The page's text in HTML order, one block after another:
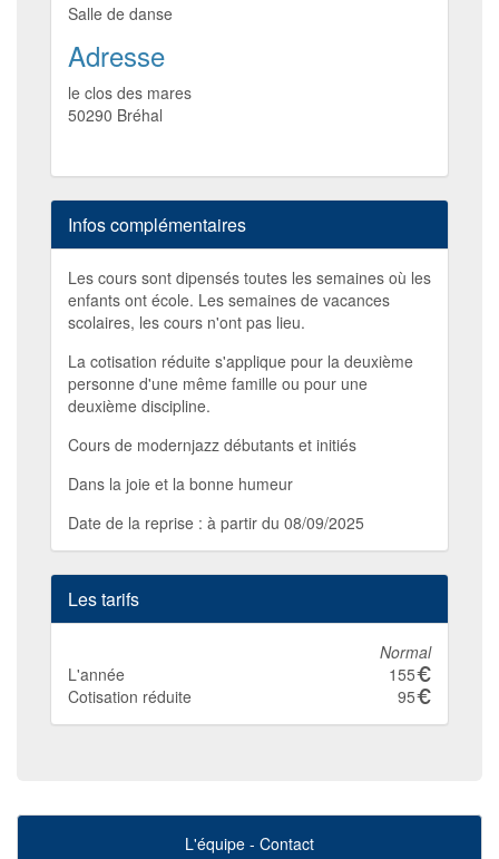
Salle de danse
Adresse
le clos des mares
50290 Bréhal
Infos complémentaires
Les cours sont dipensés toutes les semaines où les
enfants ont école. Les semaines de vacances
scolaires, les cours n'ont pas lieu.
La cotisation réduite s'applique pour la deuxième
personne d'une même famille ou pour une
deuxième discipline.
Cours de modernjazz débutants et initiés
Dans la joie et la bonne humeur
Date de la reprise : à partir du 08/09/2025
Les tarifs
Normal
L'année
155
Cotisation réduite
95
L'équipe - Contact